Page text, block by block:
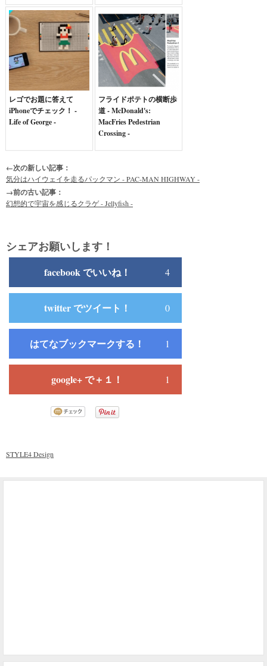
レゴでお題に答えて
iPhoneでチェック！ -
Life of George -
フライドポテトの横断歩
道 - McDonald's:
MacFries Pedestrian
Crossing -
←次の新しい記事：
気分はハイウェイを走るパックマン - PAC-MAN HIGHWAY -
→前の古い記事：
幻想的で宇宙を感じるクラゲ - Jellyfish -
シェアお願いします！
facebook でいいね！ 4
twitter でツイート！ 0
はてなブックマークする！ 1
google+ で＋１！ 1
STYLE4 Design